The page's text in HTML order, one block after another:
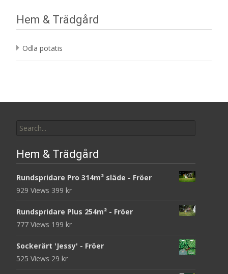
Hem & Trädgård
Odla potatis
for:
Hem & Trädgård
Rundspridare Pro 314m² släde - Fröer
929 Views 399 kr
Rundspridare Plus 254m² - Fröer
777 Views 199 kr
Sockerärt 'Jessy' - Fröer
525 Views 29 kr